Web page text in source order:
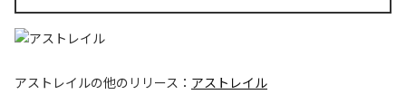
アストレイルの他のリリース： アストレイル